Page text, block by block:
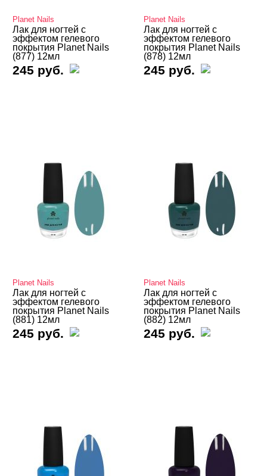
Planet Nails
Лак для ногтей с
эффектом гелевого
покрытия Planet Nails
(877) 12мл
245 руб.
Planet Nails
Лак для ногтей с
эффектом гелевого
покрытия Planet Nails
(878) 12мл
245 руб.
Planet Nails
Лак для ногтей с
эффектом гелевого
покрытия Planet Nails
(881) 12мл
245 руб.
Planet Nails
Лак для ногтей с
эффектом гелевого
покрытия Planet Nails
(882) 12мл
245 руб.